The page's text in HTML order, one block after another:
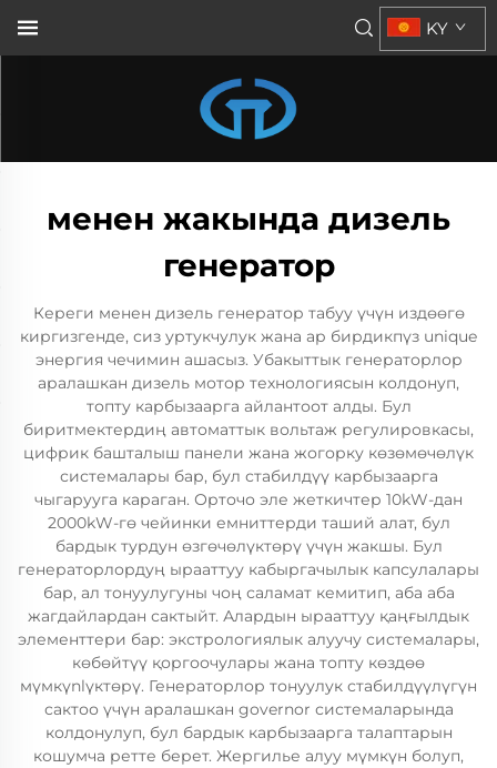
KY
менен жакында дизель
генератор
Кереги менен дизель генератор табуу үчүн издөөгө
киргизгенде, сиз уртукчулук жана ар бирдикпүз unique
энергия чечимин ашасыз. Убакыттык генераторлор
аралашкан дизель мотор технологиясын колдонуп,
топту карбызаарга айлантоот алды. Бул
биритмектердиң автоматтык вольтаж регулировкасы,
цифрик башталыш панели жана жогорку көзөмөчөлүк
системалары бар, бул стабилдүү карбызаарга
чыгарууга караган. Орточо эле жеткичтер 10kW-дан
2000kW-гө чейинки емниттерди таший алат, бул
бардык турдун өзгөчөлүктөрү үчүн жакшы. Бул
генераторлордуң ырааттуу кабыргачылык капсулалары
бар, ал тонуулугуны чоң саламат кемитип, аба аба
жагдайлардан сактыйт. Алардын ырааттуу қаңғылдык
элементтери бар: экстрологиялык алуучу системалары,
көбөйтүү қоргоочулары жана топту көздөө
мүмкүnlүктөрү. Генераторлор тонуулук стабилдүүлүгүн
сактоо үчүн аралашкан governor системаларында
колдонулуп, бул бардык карбызаарга талаптарын
кошумча ретте берет. Жергилье алуу мүмкүн болуп,